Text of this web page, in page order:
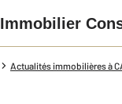
Immobilier
Actualités immobilières à